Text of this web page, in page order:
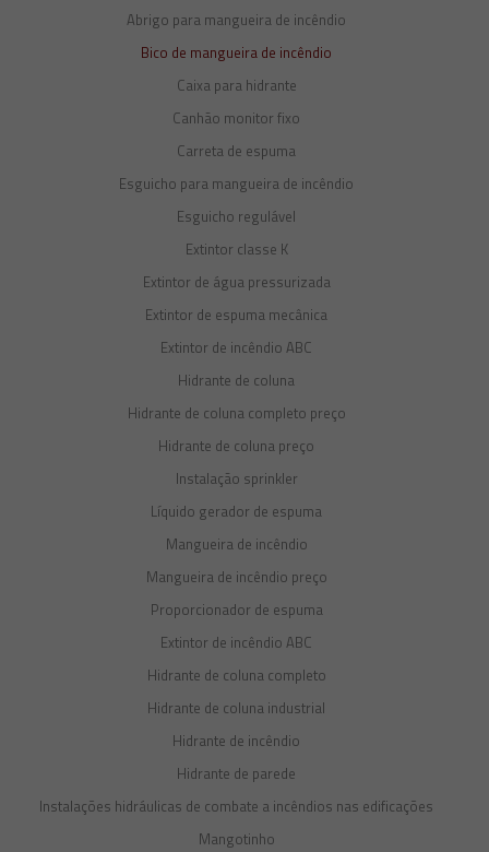
Abrigo para mangueira de incêndio
Bico de mangueira de incêndio
Caixa para hidrante
Canhão monitor fixo
Carreta de espuma
Esguicho para mangueira de incêndio
Esguicho regulável
Extintor classe K
Extintor de água pressurizada
Extintor de espuma mecânica
Extintor de incêndio ABC
Hidrante de coluna
Hidrante de coluna completo preço
Hidrante de coluna preço
Instalação sprinkler
Líquido gerador de espuma
Mangueira de incêndio
Mangueira de incêndio preço
Proporcionador de espuma
Extintor de incêndio ABC
Hidrante de coluna completo
Hidrante de coluna industrial
Hidrante de incêndio
Hidrante de parede
Instalações hidráulicas de combate a incêndios nas edificações
Mangotinho